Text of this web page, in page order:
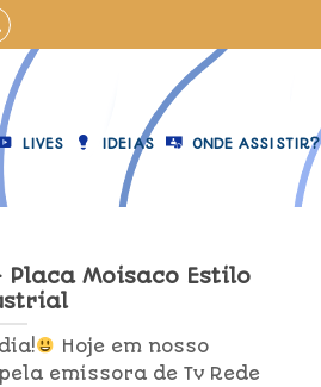
LIVES IDEIAS ONDE ASSISTIR?
Moisaco Estilo
Hoje em nosso
emissora de Tv Rede